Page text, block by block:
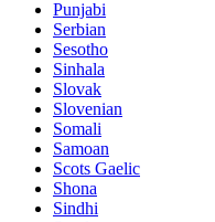
Punjabi
Serbian
Sesotho
Sinhala
Slovak
Slovenian
Somali
Samoan
Scots Gaelic
Shona
Sindhi